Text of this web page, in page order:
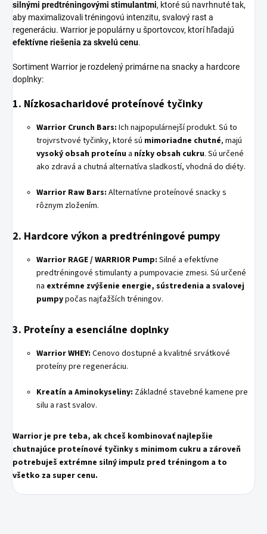
silnými predtréningovými stimulantmi, ktoré sú navrhnuté tak,
aby maximalizovali tréningovú intenzitu, svalový rast a
regeneráciu. Warrior je populárny u športovcov, ktorí hľadajú
efektívne riešenia za skvelú cenu.
Sortiment Warrior je rozdelený primárne na snacky a hardcore
doplnky:
1. Nízkosacharidové proteínové tyčinky
Warrior Crunch Bars: Ich najpopulárnejší produkt. Sú to
trojvrstvové tyčinky, ktoré sú mimoriadne chutné, majú
vysoký obsah proteínu a nízky obsah cukru. Sú určené
ako zdravá a chutná alternatíva sladkostí, vhodná do diéty.
Warrior Raw Bars: Alternatívne proteínové snacky s
rôznym zložením.
2. Hardcore výkon a predtréningové pumpy
Warrior RAGE / WARRIOR Pump: Silné a efektívne
predtréningové stimulanty a pumpovacie zmesi. Sú určené
na extrémne zvýšenie energie, sústredenia a svalovej
pumpypočas najťažších tréningov.
3. Proteíny a esenciálne doplnky
Warrior WHEY: Cenovo dostupné a kvalitné srvátkové
proteíny pre regeneráciu.
Kreatín a Aminokyseliny: Základné stavebné kamene pre
silu a rast svalov.
Warrior je pre teba, ak chceš kombinovať najlepšie
chutnajúce proteínové tyčinky s minimom cukru a zároveň
potrebuješ extrémne silný impulz pred tréningom a to
všetko za super cenu.